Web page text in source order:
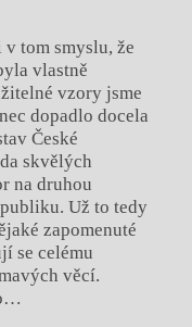
v tom smyslu, že
vlastně
vzory jsme
dopadlo docela
České
skvělých
na druhou
Už to tedy
zapomenuté
se celému
věcí.